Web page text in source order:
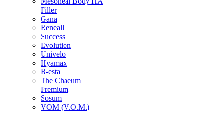
Filler
Gana
Reneall
Success
Evolution
Univelo
Hyamax
B-esta
The Chaeum
Premium
Sosum
VOM (V.O.M.)